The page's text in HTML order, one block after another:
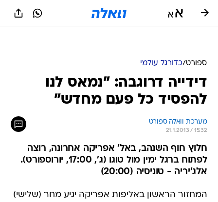
ספורט/כדורגל עולמי
דידייה דרוגבה: "נמאס לנו
להפסיד כל פעם מחדש"
מערכת וואלה ספורט
21.1.2013 / 15:32
חלוץ חוף השנהב, באל' אפריקה אחרונה, רוצה
לפתוח ברגל ימין מול טוגו (ג', 17:00, יורוספורט).
אלג'יריה - טוניסיה (20:00)
המחזור הראשון באליפות אפריקה יגיע מחר (שלישי)